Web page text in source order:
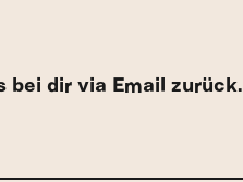
bei dir via Email zurück.